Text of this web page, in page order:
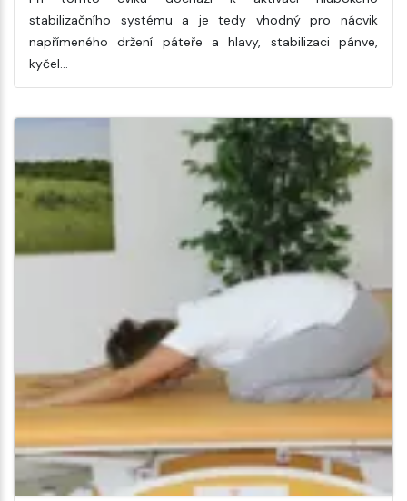
stabilizačního systému a je tedy vhodný pro nácvik
napřímeného držení páteře a hlavy, stabilizaci pánve,
kyčel…